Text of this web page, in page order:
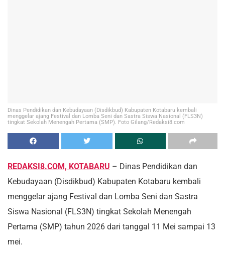
Dinas Pendidikan dan Kebudayaan (Disdikbud) Kabupaten Kotabaru kembali
menggelar ajang Festival dan Lomba Seni dan Sastra Siswa Nasional (FLS3N)
tingkat Sekolah Menengah Pertama (SMP). Foto Gilang/Redaksi8.com
REDAKSI8.COM, KOTABARU – Dinas Pendidikan dan
Kebudayaan (Disdikbud) Kabupaten Kotabaru kembali
menggelar ajang Festival dan Lomba Seni dan Sastra
Siswa Nasional (FLS3N) tingkat Sekolah Menengah
Pertama (SMP) tahun 2026 dari tanggal 11 Mei sampai 13
mei.